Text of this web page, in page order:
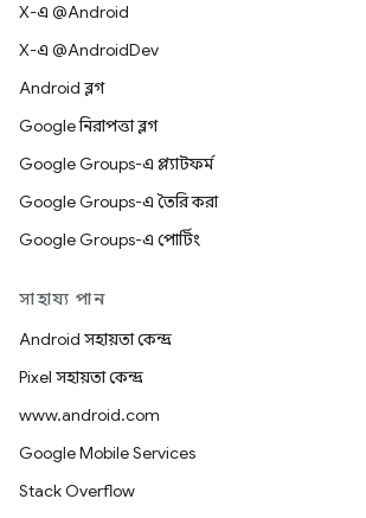
X-এ @Android
X-এ @AndroidDev
Android ব্লগ
Google নিরাপত্তা ব্লগ
Google Groups-এ প্ল্যাটফর্ম
Google Groups-এ তৈরি করা
Google Groups-এ পোর্টিং
সাহায্য পান
Android সহায়তা কেন্দ্র
Pixel সহায়তা কেন্দ্র
www.android.com
Google Mobile Services
Stack Overflow